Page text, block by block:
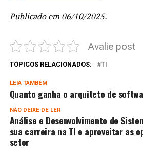
Publicado em 06/10/2025.
Avalie post
TÓPICOS RELACIONADOS: TI
LEIA TAMBÉM
Quanto ganha o arquiteto de
NÃO DEIXE DE LER
Análise e Desenvolvimento de
sua carreira na TI e aproveitar as
setor